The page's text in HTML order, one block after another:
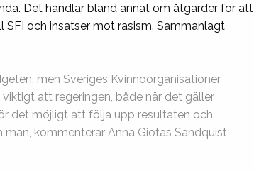
Det handlar bland annat om åtgärder för att
och insatser mot rasism. Sammanlagt
men Sveriges Kvinnoorganisationer
att regeringen, både när det gäller
det möjligt att följa upp resultaten och
kommenterar Anna Giotas Sandquist,